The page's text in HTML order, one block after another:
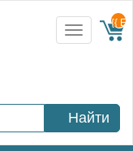
Toggle
navigation
{{
Найти